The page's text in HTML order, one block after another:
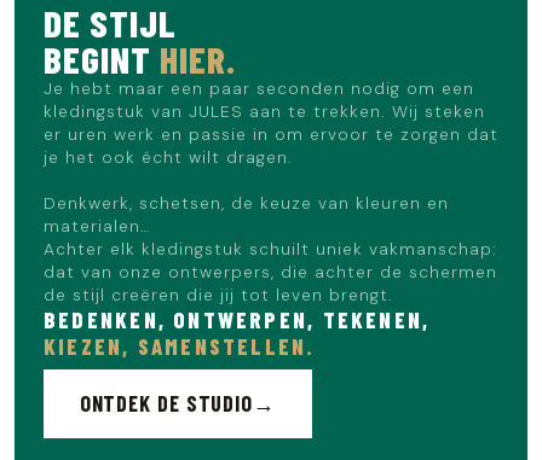
DE STIJL
BEGINT HIER.
Je hebt maar een paar seconden nodig om een
kledingstuk van JULES aan te trekken. Wij steken
er uren werk en passie in om ervoor te zorgen dat
je het ook écht wilt dragen.
Denkwerk, schetsen, de keuze van kleuren en
materialen…
Achter elk kledingstuk schuilt uniek vakmanschap:
dat van onze ontwerpers, die achter de schermen
de stijl creëren die jij tot leven brengt.
BEDENKEN, ONTWERPEN, TEKENEN,
KIEZEN, SAMENSTELLEN.
ONTDEK DE STUDIO